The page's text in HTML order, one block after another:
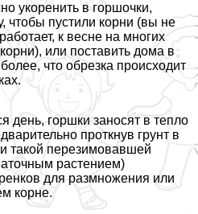
укоренить в горшочки,
чтобы пустили корни (вы не
к весне на многих
или поставить дома в
что обрезка происходит
день, горшки заносят в тепло
проткнув грунт в
такой перезимовавшей
растением)
для размножения или
корне.